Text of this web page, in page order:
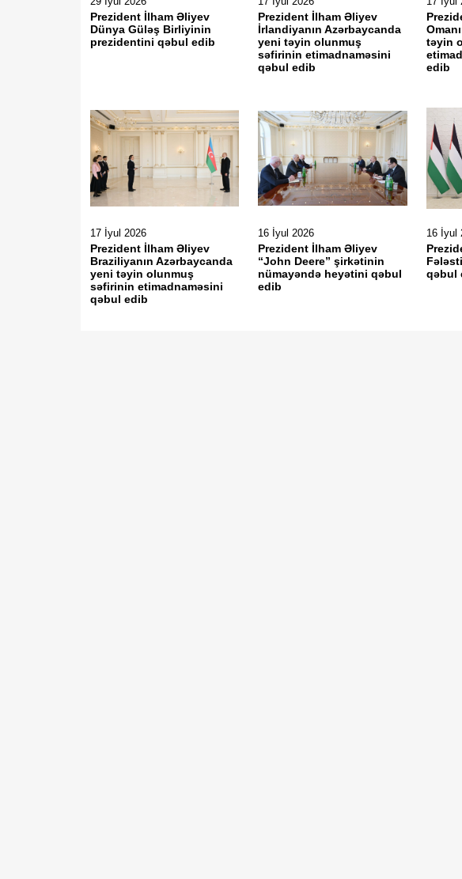
Prezident İlham Əliyev
Dünya Güləş Birliyinin
prezidentini qəbul edib
Prezident İlham Əliyev
İrlandiyanın Azərbaycanda
yeni təyin olunmuş
səfirinin etimadnaməsini
qəbul edib
təyin
edib
17 İyul 2026
Prezident İlham Əliyev
Braziliyanın Azərbaycanda
yeni təyin olunmuş
səfirinin etimadnaməsini
qəbul edib
16 İyul 2026
Prezident İlham Əliyev
“John Deere” şirkətinin
nümayəndə heyətini qəbul
edib
16 İyul
qəbul